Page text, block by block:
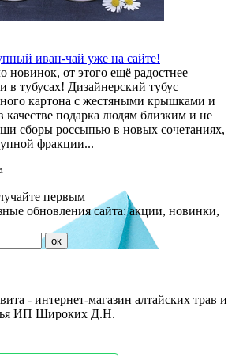
иван-чай уже на сайте!
новинок, от этого ещё радостнее
в тубусах! Дизайнерский тубус
картона с жестяными крышками и
качестве подарка людям близким и не
сборы россыпью в новых сочетаниях,
фракции...
первым
обновления сайта: акции, новинки,
ок
- интернет-магазин алтайских трав и
ИП Широких Д.Н.